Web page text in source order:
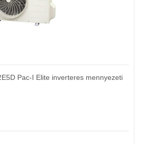
Pac-I Elite inverteres mennyezeti